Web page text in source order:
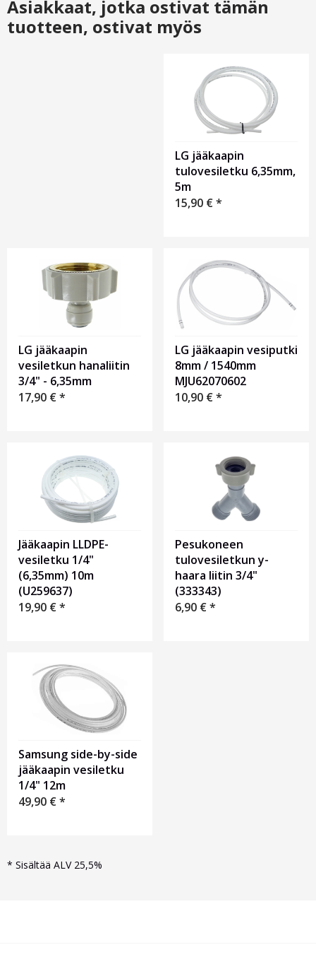
Asiakkaat, jotka ostivat tämän
tuotteen, ostivat myös
LG jääkaapin
tulovesiletku 6,35mm,
5m
15,90 €*
LG jääkaapin
vesiletkun hanaliitin
3/4" - 6,35mm
17,90 €*
LG jääkaapin vesiputki
8mm / 1540mm
MJU62070602
10,90 €*
Jääkaapin LLDPE-
vesiletku 1/4"
(6,35mm) 10m
(U259637)
19,90 €*
Pesukoneen
tulovesiletkun y-
haara liitin 3/4"
(333343)
6,90 €*
Samsung side-by-side
jääkaapin vesiletku
1/4" 12m
49,90 €*
* Sisältää ALV 25,5%